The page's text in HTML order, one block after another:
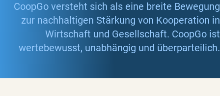
CoopGo versteht sich als eine breite Bewegung
zur nachhaltigen Stärkung von Kooperation in
Wirtschaft und Gesellschaft. CoopGo ist
wertebewusst, unabhängig und überparteilich.